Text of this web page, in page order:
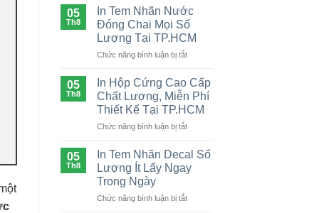
Đựng
Khăn
Giấy
Chất
Giá
Tốt
TP.HCM
05
Th8
In Tem Nhãn Nước
Đóng Chai Mọi Số
Lượng Tại TP.HCM
Chức năng bình luận bị tắtở
Tem
Nhãn
Nước
Đóng
Chai
Số
Tại
05
Th8
In Hộp Cứng Cao Cấp
Chất Lượng, Miễn Phí
Thiết Kế Tại TP.HCM
Chức năng bình luận bị tắtở
Hộp
Cao
Chất
05
Th8
In Tem Nhãn Decal Số
Lượng Ít Lấy Ngay
Trong Ngày
Chức năng bình luận bị tắtở